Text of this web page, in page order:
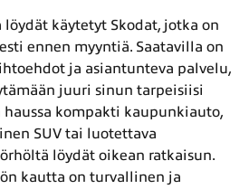
käytetyt Skodat, jotka on
ennen myyntiä. Saatavilla on
ja asiantunteva palvelu,
juuri sinun tarpeisiisi
haussa kompakti kaupunkiauto,
SUV tai luotettava
löydät oikean ratkaisun.
kautta on turvallinen ja